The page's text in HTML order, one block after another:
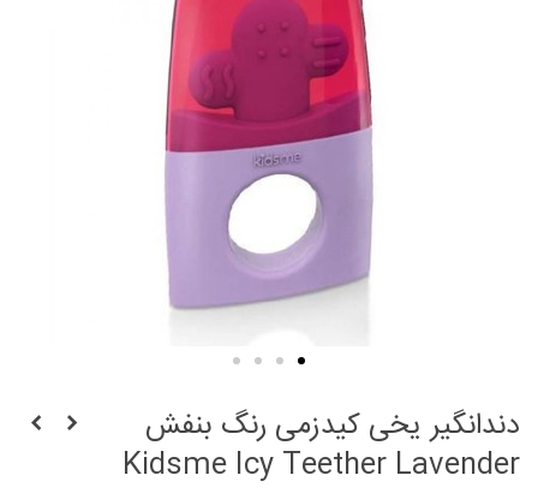
دندانگیر یخی کیدزمی رنگ بنفش
Kidsme Icy Teether Lavender